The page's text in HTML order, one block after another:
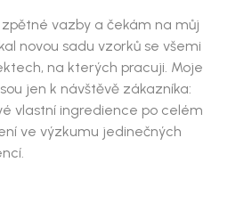
vazby a čekám na můj
novou sadu vzorků se všemi
na kterých pracuji. Moje
jen k návštěvě zákazníka:
vlastní ingredience po celém
ve výzkumu jedinečných